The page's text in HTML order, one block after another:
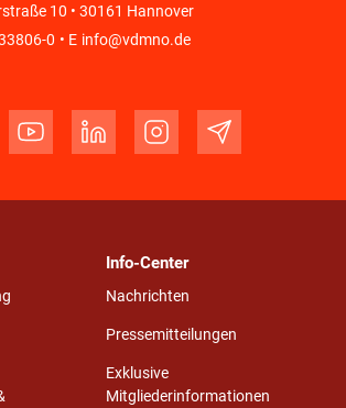
10 • 30161 Hannover
0 • E info@vdmno.de
Info-Center
Nachrichten
Pressemitteilungen
Exklusive
Mitgliederinformationen